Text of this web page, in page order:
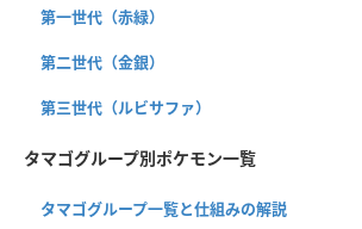
第一世代（赤緑）
第二世代（金銀）
第三世代（ルビサファ）
タマゴグループ別ポケモン一覧
タマゴグループ一覧と仕組みの解説